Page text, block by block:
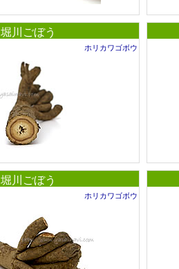
堀川ごぼう
ホリカワゴボウ
堀川ごぼう
ホリカワゴボウ